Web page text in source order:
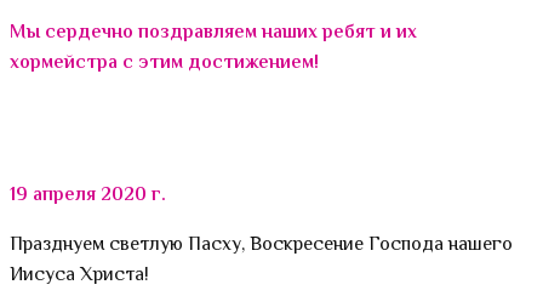
Мы сердечно поздравляем наших ребят и их
хормейстра с этим достижением!
19 апреля 2020 г.
Празднуем светлую Пасху, Воскресение Господа нашего
Иисуса Христа!